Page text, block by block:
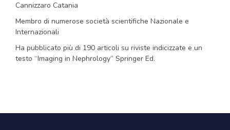
Cannizzaro Catania
Membro di numerose società scientifiche Nazionale e
Internazionali
Ha pubblicato più di 190 articoli su riviste indicizzate e un
testo “Imaging in Nephrology” Springer Ed.